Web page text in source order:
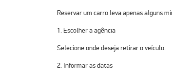
Reservar um carro leva apenas alguns
1. Escolher a agência
Selecione onde deseja retirar o veículo.
2. Informar as datas